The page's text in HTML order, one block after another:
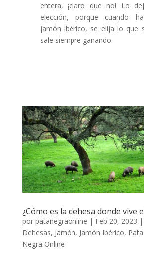
entera, ¡claro que no! Lo
elección, porque cuando
jamón ibérico, se elija lo que
sale siempre ganando.
¿Cómo es la dehesa donde vive
por patanegraonline | Feb 20, 2023 |
Dehesas, Jamón, Jamón Ibérico,
Negra Online